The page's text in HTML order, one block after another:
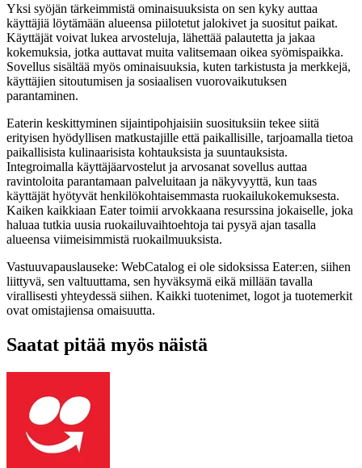
Yksi syöjän tärkeimmistä ominaisuuksista on sen kyky auttaa
käyttäjiä löytämään alueensa piilotetut jalokivet ja suositut paikat.
Käyttäjät voivat lukea arvosteluja, lähettää palautetta ja jakaa
kokemuksia, jotka auttavat muita valitsemaan oikea syömispaikka.
Sovellus sisältää myös ominaisuuksia, kuten tarkistusta ja merkkejä,
käyttäjien sitoutumisen ja sosiaalisen vuorovaikutuksen
parantaminen.
Eaterin keskittyminen sijaintipohjaisiin suosituksiin tekee siitä
erityisen hyödyllisen matkustajille että paikallisille, tarjoamalla tietoa
paikallisista kulinaarisista kohtauksista ja suuntauksista.
Integroimalla käyttäjäarvostelut ja arvosanat sovellus auttaa
ravintoloita parantamaan palveluitaan ja näkyvyyttä, kun taas
käyttäjät hyötyvät henkilökohtaisemmasta ruokailukokemuksesta.
Kaiken kaikkiaan Eater toimii arvokkaana resurssina jokaiselle, joka
haluaa tutkia uusia ruokailuvaihtoehtoja tai pysyä ajan tasalla
alueensa viimeisimmistä ruokailmuuksista.
Vastuuvapauslauseke: WebCatalog ei ole sidoksissa Eater:en, siihen
liittyvä, sen valtuuttama, sen hyväksymä eikä millään tavalla
virallisesti yhteydessä siihen. Kaikki tuotenimet, logot ja tuotemerkit
ovat omistajiensa omaisuutta.
Saatat pitää myös näistä